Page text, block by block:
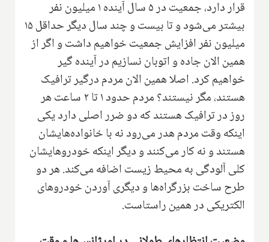
قرار دارد، جمعیت در ۵ سال آینده ۱ میلیون نفر
بیشتر می‌شود و تا بیست و چند سال دیگر حداقل ۱۵
میلیون نفر افزایش جمعیت خواهیم داشت و اگر از
همین الان جاده و اتوبان نسازیم در آینده گیر
خواهیم کرد. اصلا همین الان مردم درگیر ترافیک
هستند، مگر نیستند؟ مردم حدود ۱ تا ۲ ساعت هر
روز در ترافیک هستند که دو ضرر اصلی دارد یکی
اینکه وقت مردم هدر می‌رود نه با خانواده‌هایشان
هستند و نه کار می‌کنند و دیگر اینکه خودروهایشان
کلی آلودگی به محیط زیست اضافه می‌کند. هر دو
طرح ساخت بزرگراه‌ها و دیگری آوردن خودروهای
الکتریکی در همین راستاست.